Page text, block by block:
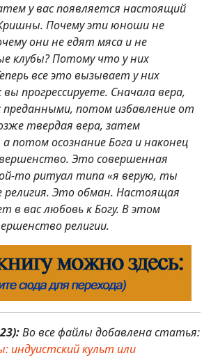
у вас появляется настоящий
Почему эти юноши не
они не едят мяса и не
клубы? Потому что у них
все это вызывает у них
прогрессируете. Сначала вера,
потом избавление от
твердая вера, затем
а потом осознание Бога и наконец
Это совершенная
то ритуал типа «я верую, ты
религия. Это обман. Настоящая
в вас любовь к Богу. В этом
религии.
Во все файлы добавлена статья:
индуистский культ или